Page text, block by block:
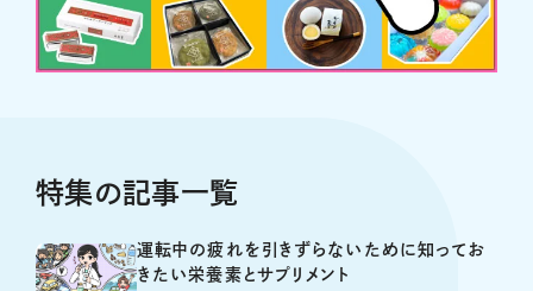
特集の記事一覧
運転中の疲れを引きずらないために知ってお
きたい栄養素とサプリメント